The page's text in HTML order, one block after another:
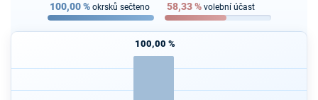
100,00% okrsků sečteno 58,33% volební účast
100,00 %